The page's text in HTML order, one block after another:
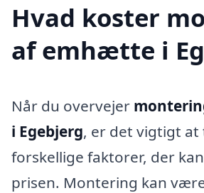
Hvad koster
af emhætte i
Når du overvejer
i Egebjerg, er det vigtigt
forskellige faktorer, der
prisen. Montering kan